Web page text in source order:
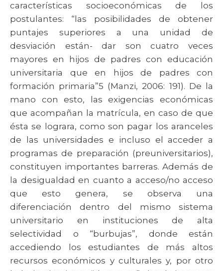
características socioeconómicas de los
postulantes: “las posibilidades de obtener
puntajes superiores a una unidad de
desviación están- dar son cuatro veces
mayores en hijos de padres con educación
universitaria que en hijos de padres con
formación primaria”5 (Manzi, 2006: 191). De la
mano con esto, las exigencias económicas
que acompañan la matrícula, en caso de que
ésta se lograra, como son pagar los aranceles
de las universidades e incluso el acceder a
programas de preparación (preuniversitarios),
constituyen importantes barreras. Además de
la desigualdad en cuanto a acceso/no acceso
que esto genera, se observa una
diferenciación dentro del mismo sistema
universitario en instituciones de alta
selectividad o “burbujas”, donde están
accediendo los estudiantes de más altos
recursos económicos y culturales y, por otro